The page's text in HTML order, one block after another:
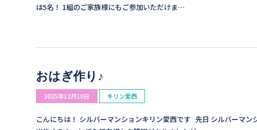
は5名！ 1組のご家族様にもご参加いただけま…
おはぎ作り♪
2025年12月10日 キリン愛西
こんにちは！ シルバーマンションキリン愛西です 先日 シルバーマ